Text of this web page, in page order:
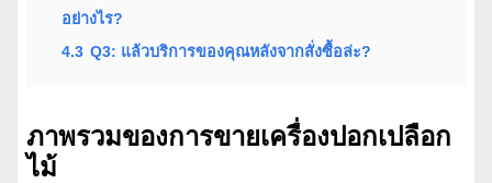
อย่างไร?
4.3 Q3: แล้วบริการของคุณหลังจากสั่งซื้อล่ะ?
ภาพรวมของการขายเครื่องปอกเปลือก
ไม้